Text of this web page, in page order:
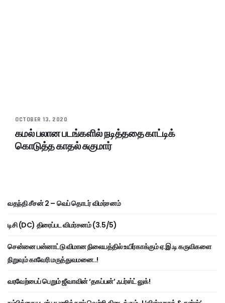
OCTOBER 13, 2020
கமல் பலான படங்களில் நடித்ததை காட்டிக்
கொடுத்த காதல் சுகுமார்
வதந்தி சீசன் 2 – வெப் தொடர் விமர்சனம்
டிசி (DC) திரைப்பட விமர்சனம் (3.5/5)
சென்னை பன்னாட்டு விமான நிலையத்தில் உயிர்காக்கும் ஏ.இ.டி கருவிகளை
நிறுவும் காவேரி மருத்துவமனை..!
வரவேற்பைப் பெறும் ஜீவாவின் ‘தகப்பன்’ ஃபர்ஸ்ட் லுக்!